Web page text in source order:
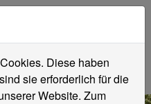
Diese haben
sie erforderlich für die
Website. Zum